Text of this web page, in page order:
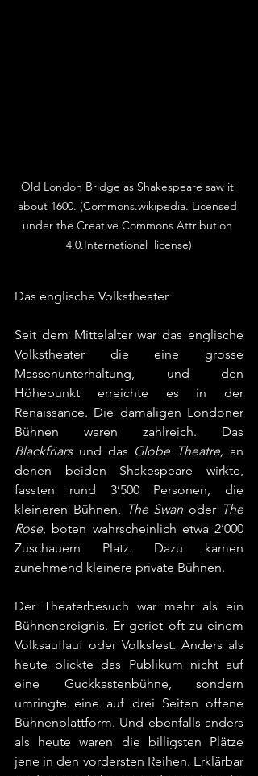
Old London Bridge as Shakespeare saw it
about 1600. (Commons.wikipedia. Licensed
under the Creative Commons Attribution
4.0.International  license)
Das englische Volkstheater
Seit dem Mittelalter war das englische
Volkstheater die eine grosse
Massenunterhaltung, und den
Höhepunkt erreichte es in der
Renaissance. Die damaligen Londoner
Blackfriars und das Globe Theatre, an
denen beiden Shakespeare wirkte,
fassten rund 3’500 Personen, die
kleineren Bühnen, The Swan oder The
Rose, boten wahrscheinlich etwa 2’000
Zuschauern Platz. Dazu kamen
zunehmend kleinere private Bühnen.
Der Theaterbesuch war mehr als ein
Bühnenereignis. Er geriet oft zu einem
Volksauflauf oder Volksfest. Anders als
heute blickte das Publikum nicht auf
eine Guckkastenbühne, sondern
umringte eine auf drei Seiten offene
Bühnenplattform. Und ebenfalls anders
als heute waren die billigsten Plätze
jene in den vordersten Reihen. Erklärbar